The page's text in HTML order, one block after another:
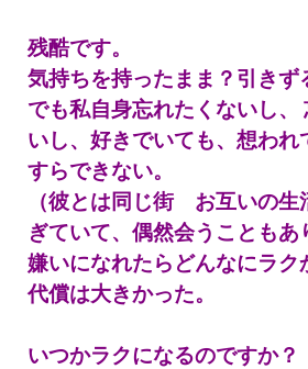
残酷です。
気持ちを持ったまま？引きず
でも私自身忘れたくないし、
いし、好きでいても、想われ
すらできない。
（彼とは同じ街 お互いの生
ぎていて、偶然会うこともあ
嫌いになれたらどんなにラク
代償は大きかった。
いつかラクになるのですか？